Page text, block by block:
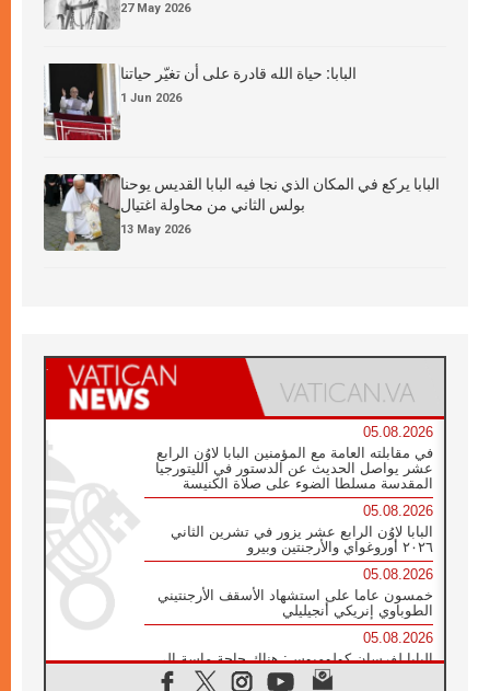
27 May 2026
البابا: حياة الله قادرة على أن تغيّر حياتنا
1 Jun 2026
البابا يركع في المكان الذي نجا فيه البابا القديس يوحنا
بولس الثاني من محاولة اغتيال
13 May 2026
05.08.2026
في مقابلته العامة مع المؤمنين البابا لاوُن الرابع
عشر يواصل الحديث عن الدستور في الليتورجيا
المقدسة مسلطا الضوء على صلاة الكنيسة
05.08.2026
البابا لاوُن الرابع عشر يزور في تشرين الثاني
٢٠٢٦ أوروغواي والأرجنتين وبيرو
05.08.2026
خمسون عاما على استشهاد الأسقف الأرجنتيني
الطوباوي إنريكي أنجيليلي
05.08.2026
البابا لفرسان كولومبوس: هناك حاجة ماسة إلى
أنبياء تناغم يسعون إلى بناء الجسور